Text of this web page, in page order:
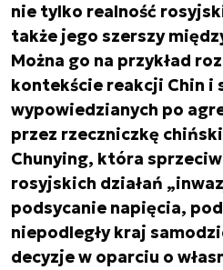
nie tylko realność
także jego szerszy
Można go na przykład
kontekście reakcji Chin i
wypowiedzianych po
przez rzeczniczkę
Chunying, która
rosyjskich działań
podsycanie napięcia,
niepodległy kraj
decyzje w oparciu o